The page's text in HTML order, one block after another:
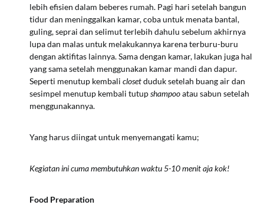
lebih efisien dalam beberes rumah. Pagi hari setelah bangun
tidur dan meninggalkan kamar, coba untuk menata bantal,
guling, seprai dan selimut terlebih dahulu sebelum akhirnya
lupa dan malas untuk melakukannya karena terburu-buru
dengan aktifitas lainnya. Sama dengan kamar, lakukan juga hal
yang sama setelah menggunakan kamar mandi dan dapur.
Seperti menutup kembali closetduduk setelah buang air dan
sesimpel menutup kembali tutupshampooatau sabun setelah
menggunakannya.
Yang harus diingat untuk menyemangati kamu;
Kegiatan ini cuma membutuhkan waktu 5-10 menit aja kok!
Food Preparation